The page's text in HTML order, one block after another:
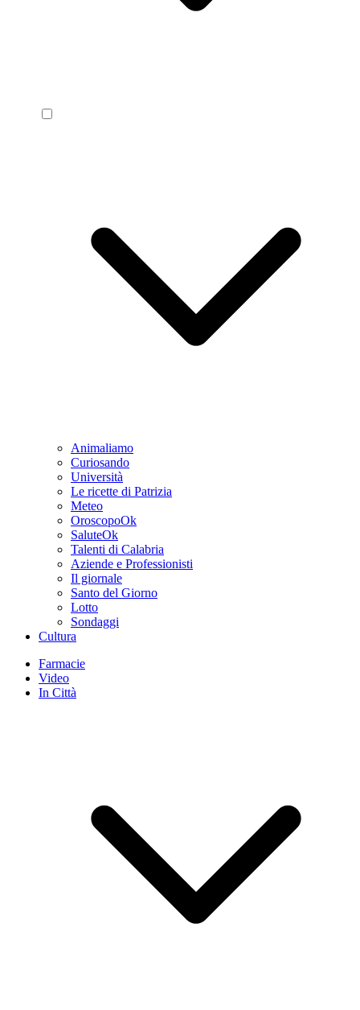
Animaliamo
Curiosando
Università
Le ricette di Patrizia
Meteo
OroscopoOk
SaluteOk
Talenti di Calabria
Aziende e Professionisti
Il giornale
Santo del Giorno
Lotto
Sondaggi
Cultura
Farmacie
Video
In Città